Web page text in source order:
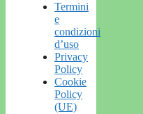
Termini
e
condizioni
d’uso
Privacy
Policy
Cookie
Policy
(UE)